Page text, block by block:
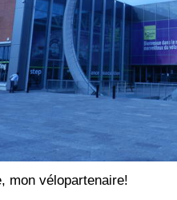
mon vélopartenaire!